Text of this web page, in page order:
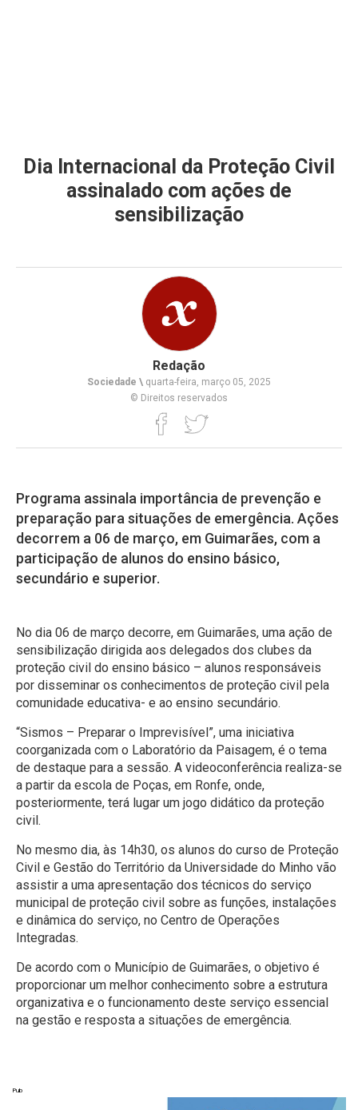
Dia Internacional da Proteção Civil
assinalado com ações de
sensibilização
Redação
Sociedade \ quarta-feira, março 05, 2025
© Direitos reservados
Programa assinala importância de prevenção e
preparação para situações de emergência. Ações
decorrem a 06 de março, em Guimarães, com a
participação de alunos do ensino básico,
secundário e superior.
No dia 06 de março decorre, em Guimarães, uma ação de
sensibilização dirigida aos delegados dos clubes da
proteção civil do ensino básico – alunos responsáveis
por disseminar os conhecimentos de proteção civil pela
comunidade educativa- e ao ensino secundário.
“Sismos – Preparar o Imprevisível”, uma iniciativa
coorganizada com o Laboratório da Paisagem, é o tema
de destaque para a sessão. A videoconferência realiza-se
a partir da escola de Poças, em Ronfe, onde,
posteriormente, terá lugar um jogo didático da proteção
civil.
No mesmo dia, às 14h30, os alunos do curso de Proteção
Civil e Gestão do Território da Universidade do Minho vão
assistir a uma apresentação dos técnicos do serviço
municipal de proteção civil sobre as funções, instalações
e dinâmica do serviço, no Centro de Operações
Integradas.
De acordo com o Município de Guimarães, o objetivo é
proporcionar um melhor conhecimento sobre a estrutura
organizativa e o funcionamento deste serviço essencial
na gestão e resposta a situações de emergência.
Pub